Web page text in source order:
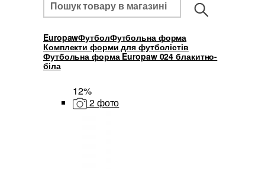
EuropawФутболФутбольна форма
Комплекти форми для футболістів
Футбольна форма Europaw 024 блакитно-
біла
12%
2 фото